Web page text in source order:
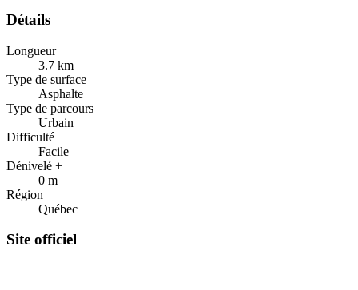
Détails
Longueur
3.7 km
Type de surface
Asphalte
Type de parcours
Urbain
Difficulté
Facile
Dénivelé +
0 m
Région
Québec
Site officiel